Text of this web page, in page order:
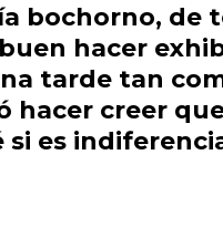
bochorno,
hacer
tarde tan
hacer creer
es